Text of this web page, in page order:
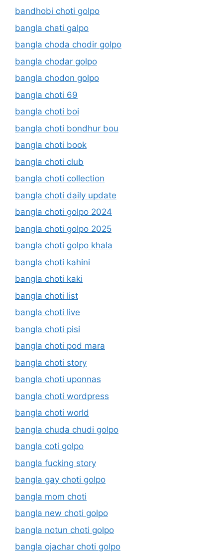
bandhobi choti golpo
bangla chati galpo
bangla choda chodir golpo
bangla chodar golpo
bangla chodon golpo
bangla choti 69
bangla choti boi
bangla choti bondhur bou
bangla choti book
bangla choti club
bangla choti collection
bangla choti daily update
bangla choti golpo 2024
bangla choti golpo 2025
bangla choti golpo khala
bangla choti kahini
bangla choti kaki
bangla choti list
bangla choti live
bangla choti pisi
bangla choti pod mara
bangla choti story
bangla choti uponnas
bangla choti wordpress
bangla choti world
bangla chuda chudi golpo
bangla coti golpo
bangla fucking story
bangla gay choti golpo
bangla mom choti
bangla new choti golpo
bangla notun choti golpo
bangla ojachar choti golpo